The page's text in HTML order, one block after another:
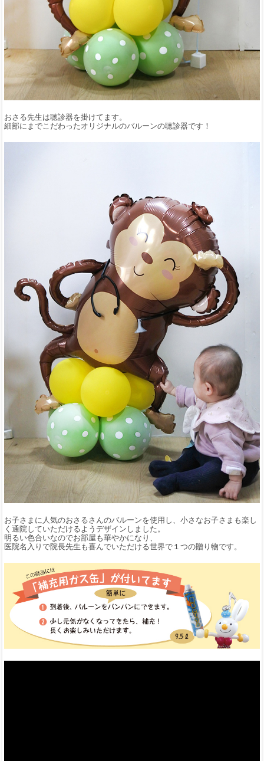
おさる先生は聴診器を掛けてます。
細部にまでこだわったオリジナルのバルーンの聴診器です！
お子さまに人気のおさるさんのバルーンを使用し、小さなお子さまも楽し
く通院していただけるようデザインしました。
明るい色合いなのでお部屋も華やかになり、
医院名入りで院長先生も喜んでいただける世界で１つの贈り物です。